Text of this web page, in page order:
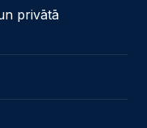
privātā